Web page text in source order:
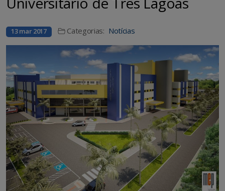
13 mar 2017 Categorias: Notícias